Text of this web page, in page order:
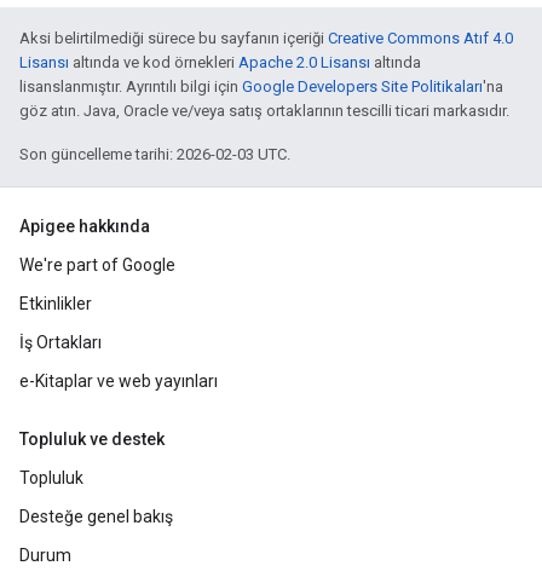
Aksi belirtilmediği sürece bu sayfanın içeriği Creative Commons Atıf 4.0
Lisansı altında ve kod örnekleri Apache 2.0 Lisansı altında
lisanslanmıştır. Ayrıntılı bilgi için Google Developers Site Politikaları'na
göz atın. Java, Oracle ve/veya satış ortaklarının tescilli ticari markasıdır.
Son güncelleme tarihi: 2026-02-03 UTC.
Apigee hakkında
We're part of Google
Etkinlikler
İş Ortakları
e-Kitaplar ve web yayınları
Topluluk ve destek
Topluluk
Desteğe genel bakış
Durum